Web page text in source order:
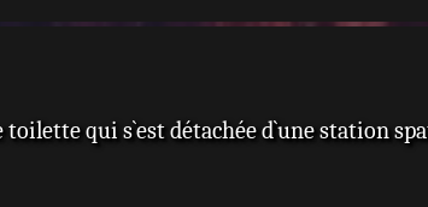
qui s`est détachée d`une station